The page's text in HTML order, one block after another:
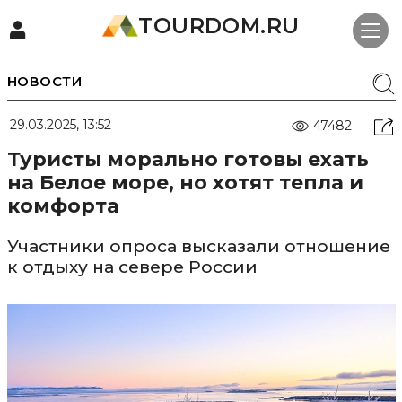
TOURDOM.RU
НОВОСТИ
29.03.2025, 13:52 47482
Туристы морально готовы ехать
на Белое море, но хотят тепла и
комфорта
Участники опроса высказали отношение
к отдыху на севере России